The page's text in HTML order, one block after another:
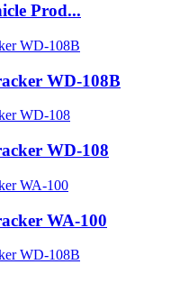
Prod...
WD-108B
WD-108
WA-100